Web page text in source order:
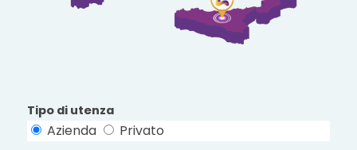
Tipo di utenza
Azienda Privato